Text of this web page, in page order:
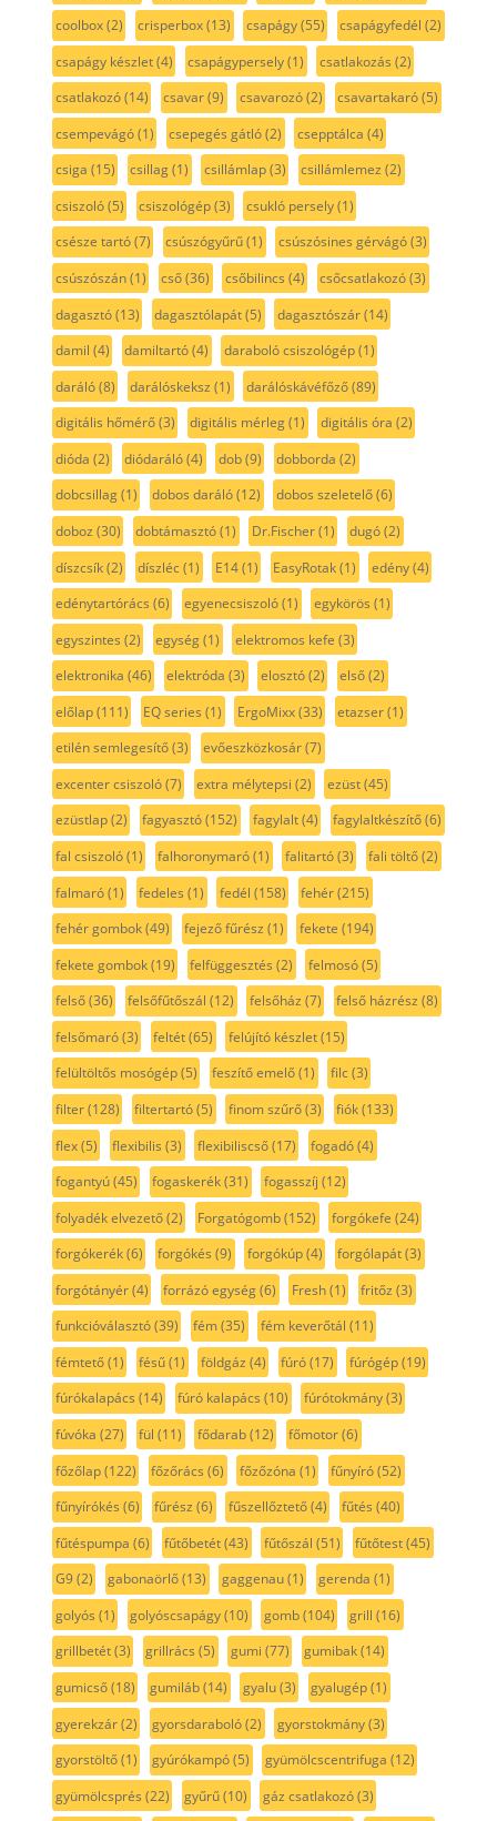
coolbox(2) crisperbox(13) csapágy(55) csapágyfedél (2)
csapágy készlet(4) csapágypersely(1) csatlakozás (2)
csatlakozó(14) csavar(9) csavarozó(2) csavartakaró(5)
csempevágó(1) csepegés gátló(2) csepptálca (4)
csiga (15) csillag(1) csillámlap(3) csillámlemez (2)
csiszoló(5) csiszológép(3) csukló persely(1)
csésze tartó(7) csúszógyűrű(1) csúszósines gérvágó(3)
csúszószán(1) cső(36) csőbilincs (4) csőcsatlakozó(3)
dagasztó(13) dagasztólapát(5) dagasztószár(14)
damil (4) damiltartó(4) daraboló csiszológép(1)
daráló(8) darálóskeksz (1) darálóskávéfőző(89)
digitális hőmérő(3) digitális mérleg(1) digitális óra (2)
dióda (2) diódaráló(4) dob(9) dobborda (2)
dobcsillag(1) dobos daráló(12) dobos szeletelő(6)
doboz (30) dobtámasztó(1) Dr.Fischer(1) dugó(2)
díszcsík(2) díszléc(1) E14(1) EasyRotak(1) edény(4)
edénytartórács (6) egyenecsiszoló(1) egykörös (1)
egyszintes (2) egység(1) elektromos kefe (3)
elektronika (46) elektróda (3) elosztó(2) első(2)
előlap(111) EQ series (1) ErgoMixx(33) etazser(1)
etilén semlegesítő(3) evőeszközkosár(7)
excenter csiszoló(7) extra mélytepsi (2) ezüst(45)
ezüstlap(2) fagyasztó(152) fagylalt(4) fagylaltkészítő(6)
fal csiszoló(1) falhoronymaró(1) falitartó(3) fali töltő(2)
falmaró(1) fedeles (1) fedél (158) fehér(215)
fehér gombok(49) fejező fűrész (1) fekete (194)
fekete gombok(19) felfüggesztés (2) felmosó(5)
felső(36) felsőfűtőszál (12) felsőház (7) felső házrész (8)
felsőmaró(3) feltét(65) felújító készlet(15)
felültöltős mosógép(5) feszítő emelő(1) filc(3)
filter(128) filtertartó(5) finom szűrő(3) fiók(133)
flex(5) flexibilis (3) flexibiliscső(17) fogadó(4)
fogantyú(45) fogaskerék(31) fogasszíj (12)
folyadék elvezető(2) Forgatógomb(152) forgókefe (24)
forgókerék(6) forgókés (9) forgókúp(4) forgólapát(3)
forgótányér(4) forrázó egység(6) Fresh(1) fritőz (3)
funkcióválasztó(39) fém(35) fém keverőtál (11)
fémtető(1) fésű(1) földgáz (4) fúró(17) fúrógép(19)
fúrókalapács (14) fúró kalapács (10) fúrótokmány(3)
fúvóka (27) fül (11) fődarab(12) főmotor(6)
főzőlap(122) főzőrács (6) főzőzóna (1) fűnyíró(52)
fűnyírókés (6) fűrész (6) fűszellőztető(4) fűtés (40)
fűtéspumpa (6) fűtőbetét(43) fűtőszál (51) fűtőtest(45)
G9(2) gabonaörlő(13) gaggenau(1) gerenda (1)
golyós (1) golyóscsapágy(10) gomb(104) grill (16)
grillbetét(3) grillrács (5) gumi (77) gumibak(14)
gumicső(18) gumiláb(14) gyalu(3) gyalugép(1)
gyerekzár(2) gyorsdaraboló(2) gyorstokmány(3)
gyorstöltő(1) gyúrókampó(5) gyümölcscentrifuga (12)
gyümölcsprés (22) gyűrű(10) gáz csatlakozó(3)